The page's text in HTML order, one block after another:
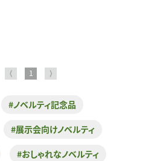
⟨ 1 ⟩
#ノベルティ記念品
#展示会向けノベルティ
#おしゃれなノベルティ